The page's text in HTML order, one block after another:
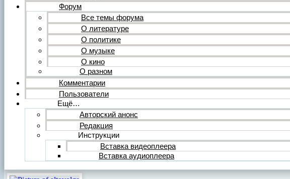
Форум
Все темы форума
О литературе
О политике
О музыке
О кино
О разном
Комментарии
Пользователи
Ещё…
Авторский анонс
Редакция
Инструкции
Вставка видеоплеера
Вставка аудиоплеера